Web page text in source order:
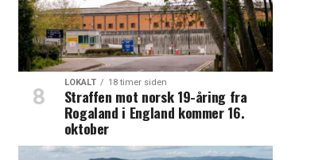
LOKALT 18 timer siden
Straffen mot norsk 19-åring fra
Rogaland i England kommer 16.
oktober